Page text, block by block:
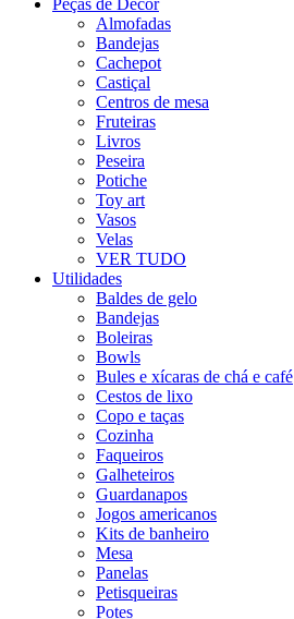
Peças de Décor
Almofadas
Bandejas
Cachepot
Castiçal
Centros de mesa
Fruteiras
Livros
Peseira
Potiche
Toy art
Vasos
Velas
VER TUDO
Utilidades
Baldes de gelo
Bandejas
Boleiras
Bowls
Bules e xícaras de chá e café
Cestos de lixo
Copo e taças
Cozinha
Faqueiros
Galheteiros
Guardanapos
Jogos americanos
Kits de banheiro
Mesa
Panelas
Petisqueiras
Potes